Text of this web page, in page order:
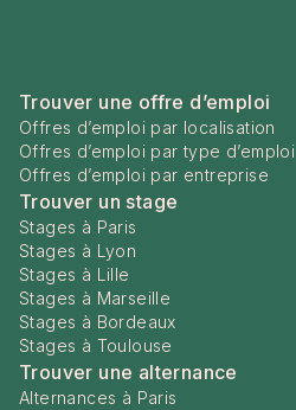
Trouver une offre d’emploi
Offres d’emploi par localisation
Offres d’emploi par type d’emploi
Offres d’emploi par entreprise
Trouver un stage
Stages à Paris
Stages à Lyon
Stages à Lille
Stages à Marseille
Stages à Bordeaux
Stages à Toulouse
Trouver une alternance
Alternances à Paris